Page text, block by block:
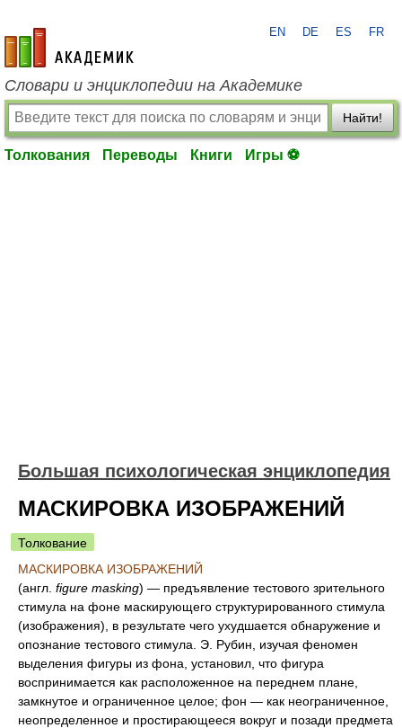
academic.ru
EN DE ES FR
Словари и энциклопедии на Академике
Найти!
Толкования Переводы Книги Игры ⚽
Большая психологическая энциклопедия
МАСКИРОВКА ИЗОБРАЖЕНИЙ
Толкование
МАСКИРОВКА ИЗОБРАЖЕНИЙ
(англ. figure masking) — предъявление тестового зрительного
стимула на фоне маскирующего структурированного стимула
(изображения), в результате чего ухудшается обнаружение и
опознание тестового стимула. Э. Рубин, изучая феномен
выделения фигуры из фона, установил, что фигура
воспринимается как расположенное на переднем плане,
замкнутое и ограниченное целое; фон — как неограниченное,
неопределенное и простирающееся вокруг и позади предмета